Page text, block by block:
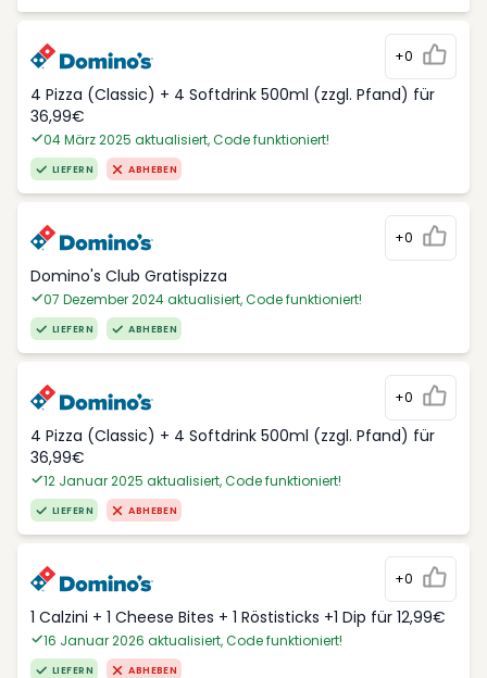
+0
4 Pizza (Classic) + 4 Softdrink 500ml (zzgl. Pfand) für
36,99€
04 März 2025 aktualisiert, Code funktioniert!
LIEFERN ABHEBEN
+0
Domino's Club Gratispizza
07 Dezember 2024 aktualisiert, Code funktioniert!
LIEFERN ABHEBEN
+0
4 Pizza (Classic) + 4 Softdrink 500ml (zzgl. Pfand) für
36,99€
12 Januar 2025 aktualisiert, Code funktioniert!
LIEFERN ABHEBEN
+0
1 Calzini + 1 Cheese Bites + 1 Röstisticks +1 Dip für 12,99€
16 Januar 2026 aktualisiert, Code funktioniert!
LIEFERN ABHEBEN